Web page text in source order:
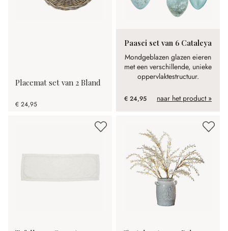
Placemat set van 2 Bland
€ 24,95
Paasei set van 6 Cataleya
Mondgeblazen glazen eieren
met een verschillende, unieke
oppervlaktestructuur.
€ 24,95 naar het product »